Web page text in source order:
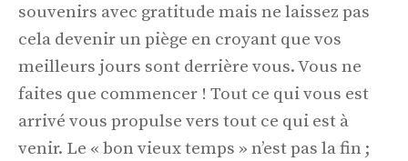
souvenirs avec gratitude mais ne laissez pas
cela devenir un piège en croyant que vos
meilleurs jours sont derrière vous. Vous ne
faites que commencer ! Tout ce qui vous est
arrivé vous propulse vers tout ce qui est à
venir. Le « bon vieux temps » n’est pas la fin ;